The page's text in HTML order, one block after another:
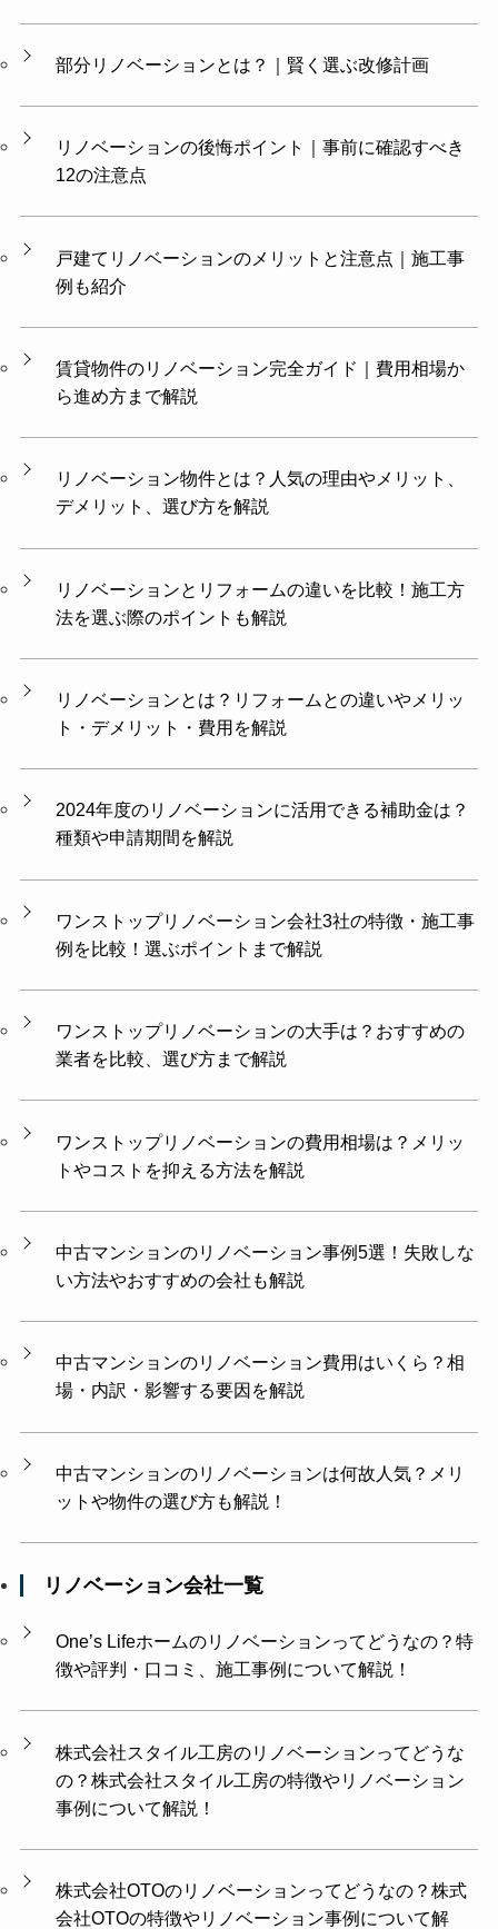
部分リノベーションとは？｜賢く選ぶ改修計画
リノベーションの後悔ポイント｜事前に確認すべき
12の注意点
戸建てリノベーションのメリットと注意点｜施工事
例も紹介
賃貸物件のリノベーション完全ガイド｜費用相場か
ら進め方まで解説
リノベーション物件とは？人気の理由やメリット、
デメリット、選び方を解説
リノベーションとリフォームの違いを比較！施工方
法を選ぶ際のポイントも解説
リノベーションとは？リフォームとの違いやメリッ
ト・デメリット・費用を解説
2024年度のリノベーションに活用できる補助金は？
種類や申請期間を解説
ワンストップリノベーション会社3社の特徴・施工事
例を比較！選ぶポイントまで解説
ワンストップリノベーションの大手は？おすすめの
業者を比較、選び方まで解説
ワンストップリノベーションの費用相場は？メリッ
トやコストを抑える方法を解説
中古マンションのリノベーション事例5選！失敗しな
い方法やおすすめの会社も解説
中古マンションのリノベーション費用はいくら？相
場・内訳・影響する要因を解説
中古マンションのリノベーションは何故人気？メリ
ットや物件の選び方も解説！
リノベーション会社一覧
One’s Lifeホームのリノベーションってどうなの？特
徴や評判・口コミ、施工事例について解説！
株式会社スタイル工房のリノベーションってどうな
の？株式会社スタイル工房の特徴やリノベーション
事例について解説！
株式会社OTOのリノベーションってどうなの？株式
会社OTOの特徴やリノベーション事例について解